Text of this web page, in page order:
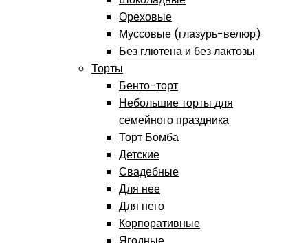
Ореховые
Муссовые (глазурь-велюр)
Без глютена и без лактозы
Торты
Бенто-торт
Небольшие торты для
семейного праздника
Торт Бомба
Детские
Свадебные
Для нее
Для него
Корпоративные